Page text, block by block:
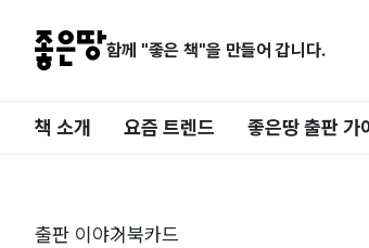
함께 "좋은 책"을 만들어 갑니다.
책 소개 요즘 트렌드 좋은땅 출판 가
출판 이야기북카드